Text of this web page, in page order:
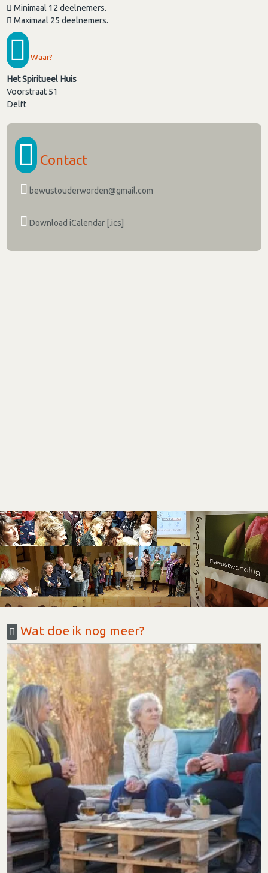
Minimaal 12 deelnemers.
Maximaal 25 deelnemers.
Waar?
Het Spiritueel Huis
Voorstraat 51
Delft
Contact
bewustouderworden@gmail.com
Download iCalendar [.ics]
Wat doe ik nog meer?